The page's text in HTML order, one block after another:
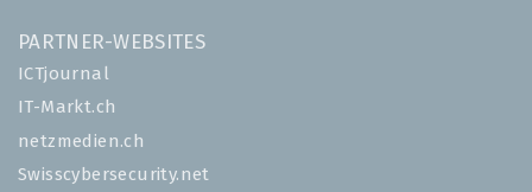
PARTNER-WEBSITES
ICTjournal
IT-Markt.ch
netzmedien.ch
Swisscybersecurity.net